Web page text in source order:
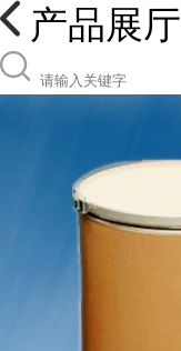
产品展厅